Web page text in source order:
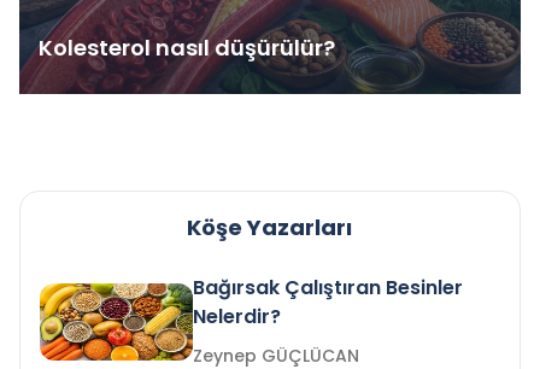
Kolesterol nasıl düşürülür?
Köşe Yazarları
Bağırsak Çalıştıran Besinler
Nelerdir?
Zeynep GÜÇLÜCAN